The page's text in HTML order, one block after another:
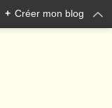
+ Créer mon blog